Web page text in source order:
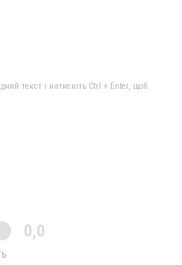
текст і натисніть Ctrl + Enter, щоб
0,0